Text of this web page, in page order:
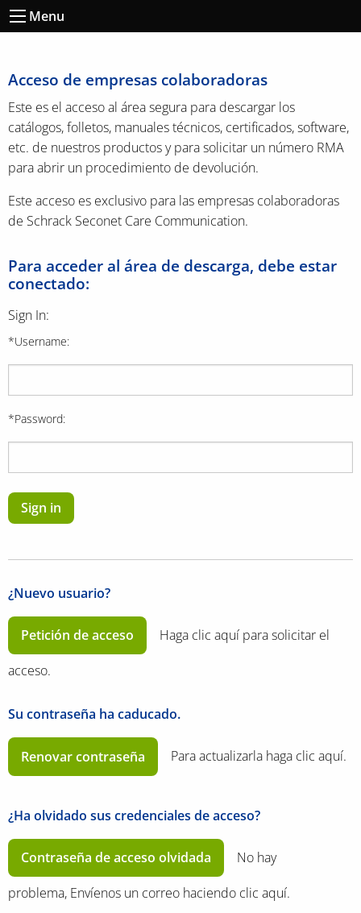
Menu
Acceso de empresas colaboradoras
Este es el acceso al área segura para descargar los
catálogos, folletos, manuales técnicos, certificados, software,
etc. de nuestros productos y para solicitar un número RMA
para abrir un procedimiento de devolución.
Este acceso es exclusivo para las empresas colaboradoras
de Schrack Seconet Care Communication.
Para acceder al área de descarga, debe estar
conectado:
Sign In:
*Username:
*Password:
Sign in
¿Nuevo usuario?
Petición de acceso Haga clic aquí para solicitar el
acceso.
Su contraseña ha caducado.
Renovar contraseña Para actualizarla haga clic aquí.
¿Ha olvidado sus credenciales de acceso?
Contraseña de acceso olvidada No hay
problema, Envíenos un correo haciendo clic aquí.